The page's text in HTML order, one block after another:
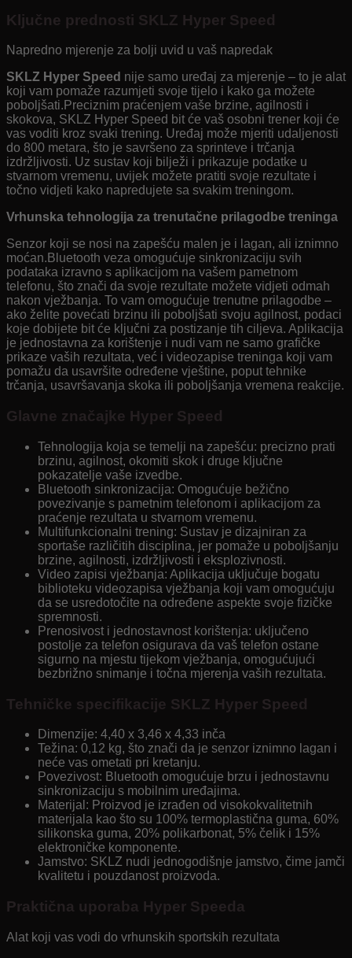
Ključne prednosti SKLZ Hyper Speed
Napredno mjerenje za bolji uvid u vaš napredak
SKLZ Hyper Speed ​​​​nije samo uređaj za mjerenje – to je alat
koji vam pomaže razumjeti svoje tijelo i kako ga možete
poboljšati.Preciznim praćenjem vaše brzine, agilnosti i
skokova, SKLZ Hyper Speed ​​​​bit će vaš osobni trener koji će
vas voditi kroz svaki trening. Uređaj može mjeriti udaljenosti
do 800 metara, što je savršeno za sprinteve i trčanja
izdržljivosti. Uz sustav koji bilježi i prikazuje podatke u
stvarnom vremenu, uvijek možete pratiti svoje rezultate i
točno vidjeti kako napredujete sa svakim treningom.
Vrhunska tehnologija za trenutačne prilagodbe treninga
Senzor koji se nosi na zapešću malen je i lagan, ali iznimno
moćan.Bluetooth veza omogućuje sinkronizaciju svih
podataka izravno s aplikacijom na vašem pametnom
telefonu, što znači da svoje rezultate možete vidjeti odmah
nakon vježbanja. To vam omogućuje trenutne prilagodbe –
ako želite povećati brzinu ili poboljšati svoju agilnost, podaci
koje dobijete bit će ključni za postizanje tih ciljeva. Aplikacija
je jednostavna za korištenje i nudi vam ne samo grafičke
prikaze vaših rezultata, već i videozapise treninga koji vam
pomažu da usavršite određene vještine, poput tehnike
trčanja, usavršavanja skoka ili poboljšanja vremena reakcije.
Glavne značajke Hyper Speed
Tehnologija koja se temelji na zapešću: precizno prati
brzinu, agilnost, okomiti skok i druge ključne
pokazatelje vaše izvedbe.
Bluetooth sinkronizacija: Omogućuje bežično
povezivanje s pametnim telefonom i aplikacijom za
praćenje rezultata u stvarnom vremenu.
Multifunkcionalni trening: Sustav je dizajniran za
sportaše različitih disciplina, jer pomaže u poboljšanju
brzine, agilnosti, izdržljivosti i eksplozivnosti.
Video zapisi vježbanja: Aplikacija uključuje bogatu
biblioteku videozapisa vježbanja koji vam omogućuju
da se usredotočite na određene aspekte svoje fizičke
spremnosti.
Prenosivost i jednostavnost korištenja: uključeno
postolje za telefon osigurava da vaš telefon ostane
sigurno na mjestu tijekom vježbanja, omogućujući
bezbrižno snimanje i točna mjerenja vaših rezultata.
Tehničke specifikacije SKLZ Hyper Speed
Dimenzije: 4,40 x 3,46 x 4,33 inča
Težina: 0,12 kg, što znači da je senzor iznimno lagan i
neće vas ometati pri kretanju.
Povezivost: Bluetooth omogućuje brzu i jednostavnu
sinkronizaciju s mobilnim uređajima.
Materijal: Proizvod je izrađen od visokokvalitetnih
materijala kao što su 100% termoplastična guma, 60%
silikonska guma, 20% polikarbonat, 5% čelik i 15%
elektroničke komponente.
Jamstvo: SKLZ nudi jednogodišnje jamstvo, čime jamči
kvalitetu i pouzdanost proizvoda.
Praktična uporaba Hyper Speeda
Alat koji vas vodi do vrhunskih sportskih rezultata